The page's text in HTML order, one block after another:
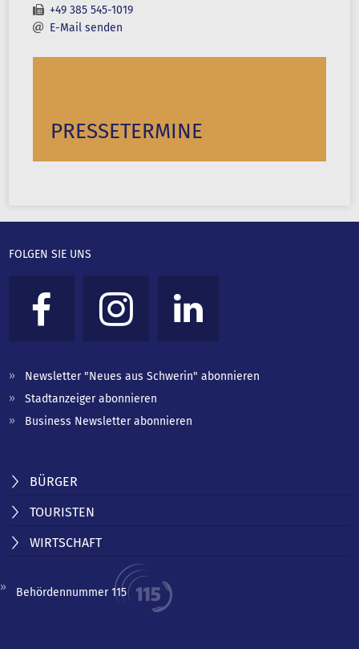
+49 385 545-1019
E-Mail senden
PRESSETERMINE
FOLGEN SIE UNS
Newsletter "Neues aus Schwerin" abonnieren
Stadtanzeiger abonnieren
Business Newsletter abonnieren
BÜRGER
TOURISTEN
WIRTSCHAFT
Behördennummer 115